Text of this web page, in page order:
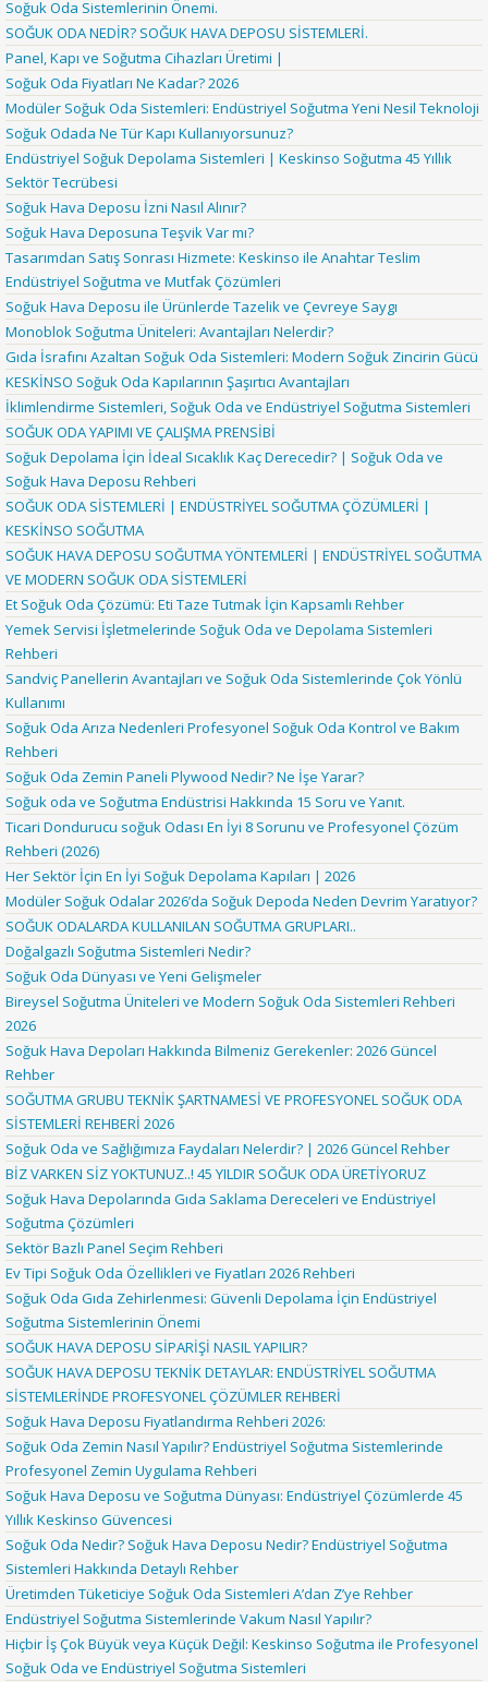
Soğuk Oda Sistemlerinin Önemi.
SOĞUK ODA NEDİR? SOĞUK HAVA DEPOSU SİSTEMLERİ.
Panel, Kapı ve Soğutma Cihazları Üretimi |
Soğuk Oda Fiyatları Ne Kadar? 2026
Modüler Soğuk Oda Sistemleri: Endüstriyel Soğutma Yeni Nesil Teknoloji
Soğuk Odada Ne Tür Kapı Kullanıyorsunuz?
Endüstriyel Soğuk Depolama Sistemleri | Keskinso Soğutma 45 Yıllık
Sektör Tecrübesi
Soğuk Hava Deposu İzni Nasıl Alınır?
Soğuk Hava Deposuna Teşvik Var mı?
Tasarımdan Satış Sonrası Hizmete: Keskinso ile Anahtar Teslim
Endüstriyel Soğutma ve Mutfak Çözümleri
Soğuk Hava Deposu ile Ürünlerde Tazelik ve Çevreye Saygı
Monoblok Soğutma Üniteleri: Avantajları Nelerdir?
Gıda İsrafını Azaltan Soğuk Oda Sistemleri: Modern Soğuk Zincirin Gücü
KESKİNSO Soğuk Oda Kapılarının Şaşırtıcı Avantajları
İklimlendirme Sistemleri, Soğuk Oda ve Endüstriyel Soğutma Sistemleri
SOĞUK ODA YAPIMI VE ÇALIŞMA PRENSİBİ
Soğuk Depolama İçin İdeal Sıcaklık Kaç Derecedir? | Soğuk Oda ve
Soğuk Hava Deposu Rehberi
SOĞUK ODA SİSTEMLERİ | ENDÜSTRİYEL SOĞUTMA ÇÖZÜMLERİ |
KESKİNSO SOĞUTMA
SOĞUK HAVA DEPOSU SOĞUTMA YÖNTEMLERİ | ENDÜSTRİYEL SOĞUTMA
VE MODERN SOĞUK ODA SİSTEMLERİ
Et Soğuk Oda Çözümü: Eti Taze Tutmak İçin Kapsamlı Rehber
Yemek Servisi İşletmelerinde Soğuk Oda ve Depolama Sistemleri
Rehberi
Sandviç Panellerin Avantajları ve Soğuk Oda Sistemlerinde Çok Yönlü
Kullanımı
Soğuk Oda Arıza Nedenleri Profesyonel Soğuk Oda Kontrol ve Bakım
Rehberi
Soğuk Oda Zemin Paneli Plywood Nedir? Ne İşe Yarar?
Soğuk oda ve Soğutma Endüstrisi Hakkında 15 Soru ve Yanıt.
Ticari Dondurucu soğuk Odası En İyi 8 Sorunu ve Profesyonel Çözüm
Rehberi (2026)
Her Sektör İçin En İyi Soğuk Depolama Kapıları | 2026
Modüler Soğuk Odalar 2026’da Soğuk Depoda Neden Devrim Yaratıyor?
SOĞUK ODALARDA KULLANILAN SOĞUTMA GRUPLARI..
Doğalgazlı Soğutma Sistemleri Nedir?
Soğuk Oda Dünyası ve Yeni Gelişmeler
Bireysel Soğutma Üniteleri ve Modern Soğuk Oda Sistemleri Rehberi
2026
Soğuk Hava Depoları Hakkında Bilmeniz Gerekenler: 2026 Güncel
Rehber
SOĞUTMA GRUBU TEKNİK ŞARTNAMESİ VE PROFESYONEL SOĞUK ODA
SİSTEMLERİ REHBERİ 2026
Soğuk Oda ve Sağlığımıza Faydaları Nelerdir? | 2026 Güncel Rehber
BİZ VARKEN SİZ YOKTUNUZ..! 45 YILDIR SOĞUK ODA ÜRETİYORUZ
Soğuk Hava Depolarında Gıda Saklama Dereceleri ve Endüstriyel
Soğutma Çözümleri
Sektör Bazlı Panel Seçim Rehberi
Ev Tipi Soğuk Oda Özellikleri ve Fiyatları 2026 Rehberi
Soğuk Oda Gıda Zehirlenmesi: Güvenli Depolama İçin Endüstriyel
Soğutma Sistemlerinin Önemi
SOĞUK HAVA DEPOSU SİPARİŞİ NASIL YAPILIR?
SOĞUK HAVA DEPOSU TEKNİK DETAYLAR: ENDÜSTRİYEL SOĞUTMA
SİSTEMLERİNDE PROFESYONEL ÇÖZÜMLER REHBERİ
Soğuk Hava Deposu Fiyatlandırma Rehberi 2026:
Soğuk Oda Zemin Nasıl Yapılır? Endüstriyel Soğutma Sistemlerinde
Profesyonel Zemin Uygulama Rehberi
Soğuk Hava Deposu ve Soğutma Dünyası: Endüstriyel Çözümlerde 45
Yıllık Keskinso Güvencesi
Soğuk Oda Nedir? Soğuk Hava Deposu Nedir? Endüstriyel Soğutma
Sistemleri Hakkında Detaylı Rehber
Üretimden Tüketiciye Soğuk Oda Sistemleri A’dan Z’ye Rehber
Endüstriyel Soğutma Sistemlerinde Vakum Nasıl Yapılır?
Hiçbir İş Çok Büyük veya Küçük Değil: Keskinso Soğutma ile Profesyonel
Soğuk Oda ve Endüstriyel Soğutma Sistemleri